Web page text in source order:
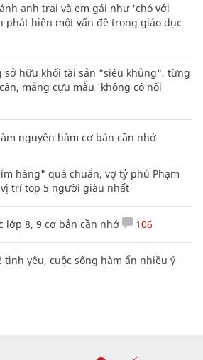
anh trai và em gái như 'chó với
phát hiện một vấn đề trong giáo dục
sở hữu khối tài sản "siêu khủng", từng
mắng cựu mẫu 'không có nổi
nguyên hàm cơ bản cần nhớ
hàng" quá chuẩn, vợ tỷ phú Phạm
trí top 5 người giàu nhất
lớp 8, 9 cơ bản cần nhớ 106
tình yêu, cuộc sống hàm ẩn nhiều ý